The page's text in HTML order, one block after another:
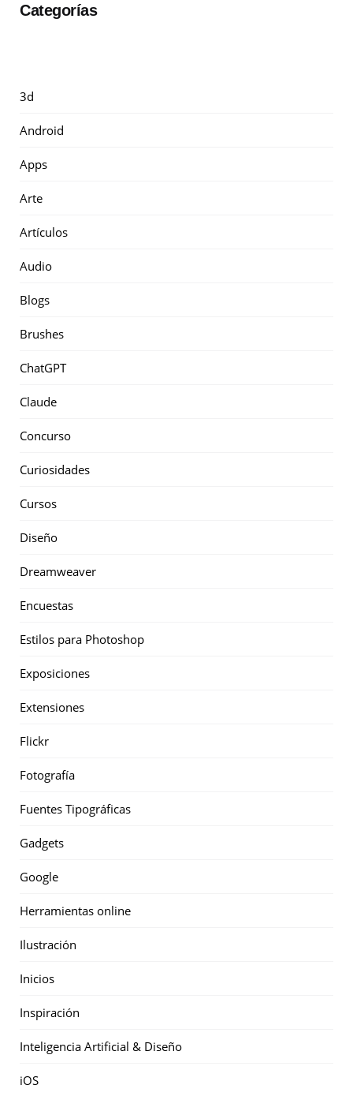
Categorías
3d
Android
Apps
Arte
Artículos
Audio
Blogs
Brushes
ChatGPT
Claude
Concurso
Curiosidades
Cursos
Diseño
Dreamweaver
Encuestas
Estilos para Photoshop
Exposiciones
Extensiones
Flickr
Fotografía
Fuentes Tipográficas
Gadgets
Google
Herramientas online
Ilustración
Inicios
Inspiración
Inteligencia Artificial & Diseño
iOS